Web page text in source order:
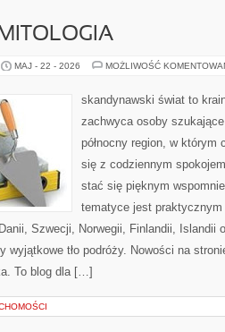
MAJ - 22 - 2026 MOŻLIWOŚĆ
skandynawski świat to
zachwyca osoby
północny region, w
się z codziennym
stać się pięknym
tematyce jest
Szwecji, Norwegii, Finlandii, Islandii
wyjątkowe tło podróży. Nowości na
To blog dla […]